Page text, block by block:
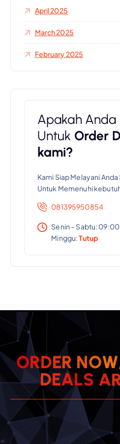
April 2025
March 2025
February 2025
Apakah Anda
Untuk Order
kami?
Kami Siap Melayani Anda
Untuk Memenuhi
081395950854
Senin – Sabtu:
Minggu:Tutup
ORDER NOW
DEALSA